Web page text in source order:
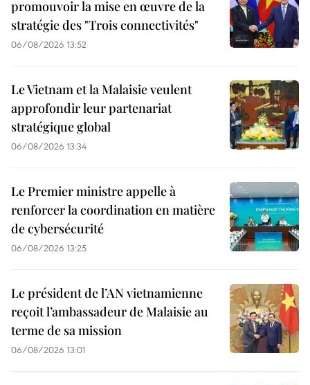
promouvoir la mise en œuvre de la
stratégie des "Trois connectivités"
06/08/2026 13:52
Le Vietnam et la Malaisie veulent
approfondir leur partenariat
stratégique global
06/08/2026 13:34
Le Premier ministre appelle à
renforcer la coordination en matière
de cybersécurité
06/08/2026 13:25
Le président de l’AN vietnamienne
reçoit l’ambassadeur de Malaisie au
terme de sa mission
06/08/2026 13:01